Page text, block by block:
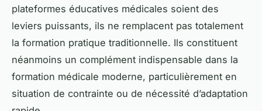
plateformes éducatives médicales soient des
leviers puissants, ils ne remplacent pas totalement
la formation pratique traditionnelle. Ils constituent
néanmoins un complément indispensable dans la
formation médicale moderne, particulièrement en
situation de contrainte ou de nécessité d’adaptation